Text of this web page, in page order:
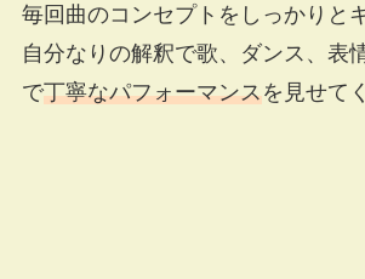
毎回曲のコンセプトをしっかりと
自分なりの解釈で歌、ダンス、表
で丁寧なパフォーマンスを見せて